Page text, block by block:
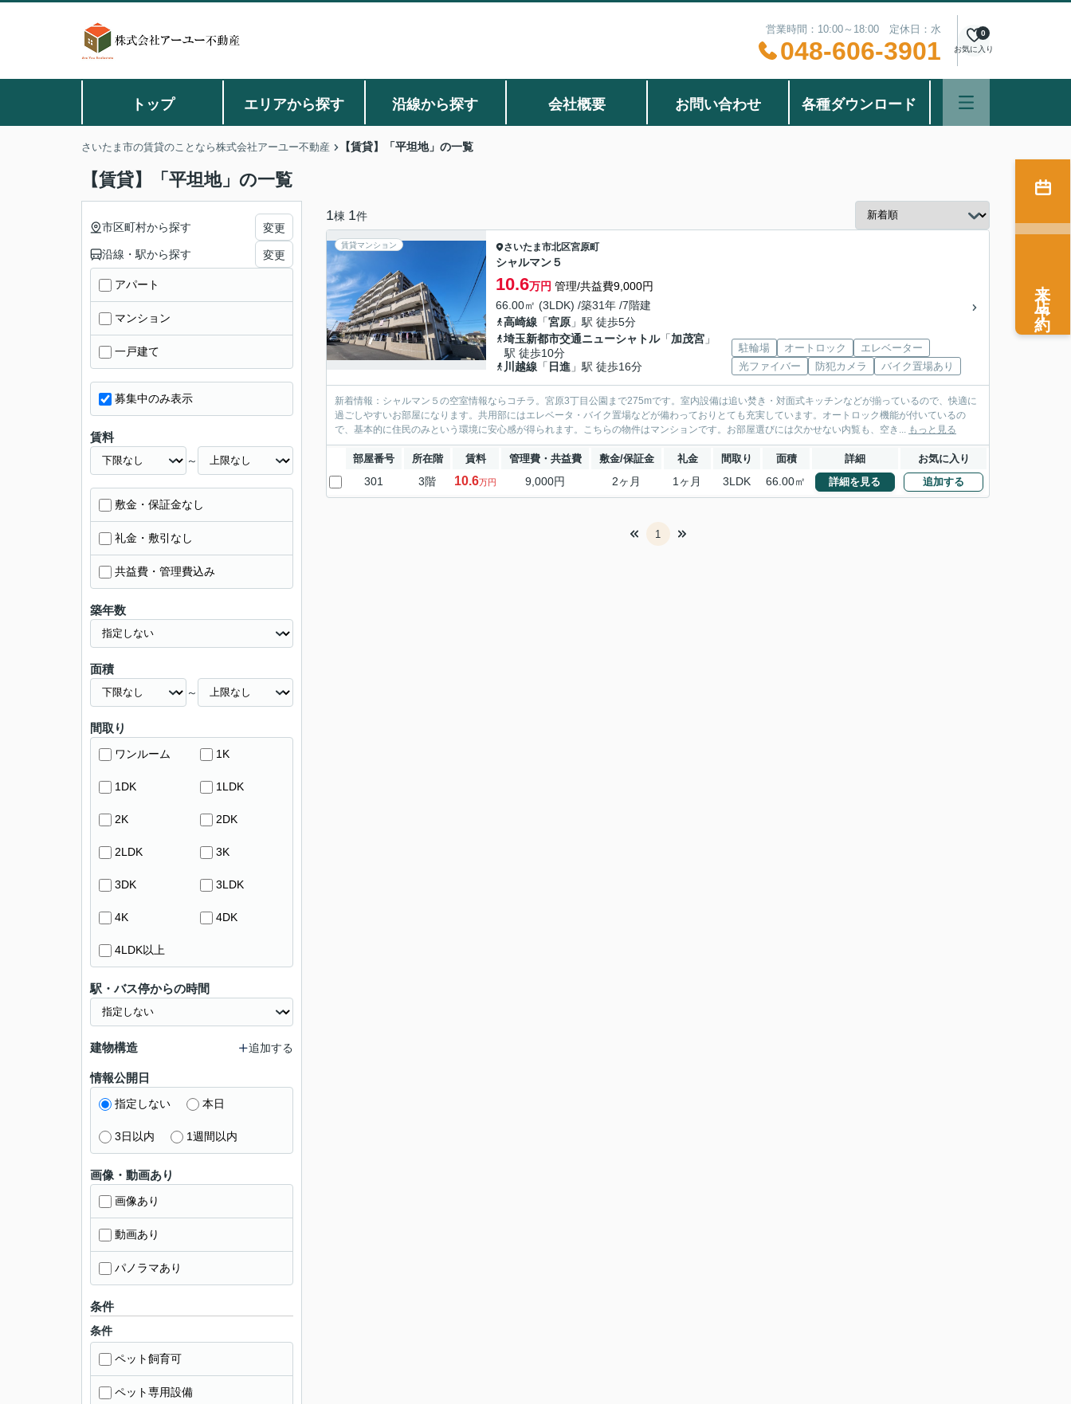
営業時間：10:00～18:00 定休日：水
048-606-3901 お気に入り
0
トップ エリアから探す 沿線から探す 会社概要 お問い合わせ 各種ダウンロード
さいたま市の賃貸のことなら株式会社アーユー不動産 【賃貸】「平坦地」の一覧
【賃貸】「平坦地」の一覧
1棟 1件
賃貸マンション さいたま市北区宮原町
シャルマン５
10.6万円 管理/共益費9,000円
66.00㎡ (3LDK) /築31年 /7階建
高崎線 「宮原 」駅 徒歩5分
埼玉新都市交通ニューシャトル「加茂宮 」
駅 徒歩10分
川越線 「 日進 」駅 徒歩16分
駐輪場 オートロック
エレベーター
光ファイバー
防犯カメラ バイク置場あり
新着情報：シャルマン５の空室情報ならコチラ。宮原3丁目公園まで275mです。室内設備は追い焚き・対面式キッチンなどが揃っているので、快適に
過ごしやすいお部屋になります。共用部にはエレベータ・バイク置場などが備わっておりとても充実しています。オートロック機能が付いているの
で、基本的に住民のみという環境に安心感が得られます。こちらの物件はマンションです。お部屋選びには欠かせない内覧も、空き... もっと見る
部屋番号 所在階 賃料 管理費・共益費 敷金/保証金 礼金 間取り 面積 詳細 お気に入り
301 3階 10.6万円 9,000円 2ヶ月 1ヶ月 3LDK 66.00㎡ 詳細を見る 追加する
1
市区町村から探す 変更
沿線・駅から探す 変更
アパート
マンション
一戸建て
募集中のみ表示
賃料
～
敷金・保証金なし
礼金・敷引なし
共益費・管理費込み
築年数
面積
～
間取り
ワンルーム 1K
1DK 1LDK
2K 2DK
2LDK 3K
3DK 3LDK
4K 4DK
4LDK以上
駅・バス停からの時間
建物構造 追加する
情報公開日
指定しない 本日
3日以内 1週間以内
画像・動画あり
画像あり
動画あり
パノラマあり
条件
条件
ペット飼育可
ペット専用設備
来店予約